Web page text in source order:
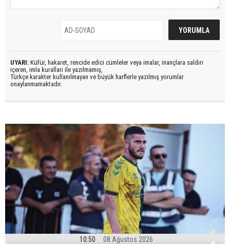
UYARI: Küfür, hakaret, rencide edici cümleler veya imalar, inançlara saldırı
içeren, imla kuralları ile yazılmamış,
Türkçe karakter kullanılmayan ve büyük harflerle yazılmış yorumlar
onaylanmamaktadır.
10:50 08 Ağustos 2026